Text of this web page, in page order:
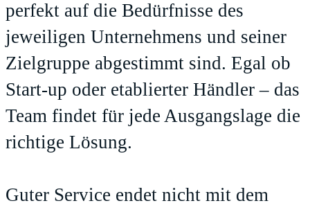
perfekt auf die Bedürfnisse des
jeweiligen Unternehmens und seiner
Zielgruppe abgestimmt sind. Egal ob
Start-up oder etablierter Händler – das
Team findet für jede Ausgangslage die
richtige Lösung.
Guter Service endet nicht mit dem